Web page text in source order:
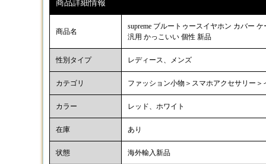
商品詳細情報
商品名
supreme ブルートゥースイヤホン カバー
汎用 かっこいい 個性 新品
性別タイプ レディース、メンズ
カテゴリ ファッション小物＞スマホアクセサリー＞
カラー レッド、ホワイト
在庫 あり
状態 海外輸入新品